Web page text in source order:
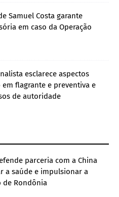
Samuel Costa garante
em caso da Operação
esclarece aspectos
flagrante e preventiva e
de autoridade
parceria com a China
a saúde e impulsionar a
de Rondônia